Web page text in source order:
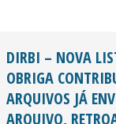
DIRBI – NOVA
OBRIGA
ARQUIVOS JÁ
ARQUIVO,